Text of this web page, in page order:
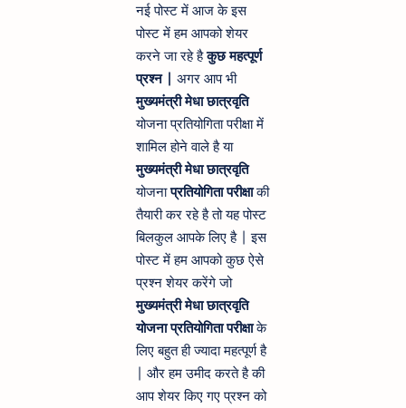
नई पोस्ट में आज के इस
पोस्ट में हम आपको शेयर
करने जा रहे हैकुछ महत्पूर्ण
प्रश्न | अगर आप भी
मुख्यमंत्री मेधा छात्रवृति
योजना प्रतियोगिता परीक्षा में
शामिल होने वाले है या
मुख्यमंत्री मेधा छात्रवृति
योजनाप्रतियोगिता परीक्षाकी
तैयारी कर रहे है तो यह पोस्ट
बिलकुल आपके लिए है | इस
पोस्ट में हम आपको कुछ ऐसे
प्रश्न शेयर करेंगे जो
मुख्यमंत्री मेधा छात्रवृति
योजना प्रतियोगिता परीक्षाके
लिए बहुत ही ज्यादा महत्पूर्ण है
| और हम उमीद करते है की
आप शेयर किए गए प्रश्न को